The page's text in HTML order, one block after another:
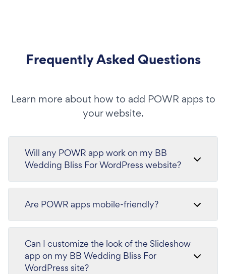
Frequently Asked Questions
Learn more about how to add POWR apps to
your website.
Will any POWR app work on my BB
Wedding Bliss For WordPress website?
Are POWR apps mobile-friendly?
Can I customize the look of the Slideshow
app on my BB Wedding Bliss For
WordPress site?